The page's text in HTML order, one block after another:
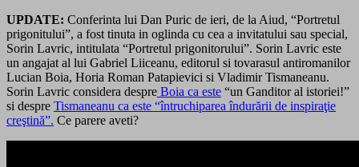
UPDATE: Conferinta lui Dan Puric de ieri, de la Aiud, “Portretul
prigonitului”, a fost tinuta in oglinda cu cea a invitatului sau special,
Sorin Lavric, intitulata “Portretul prigonitorului”. Sorin Lavric este
un angajat al lui Gabriel Liiceanu, editorul si tovarasul antiromanilor
Lucian Boia, Horia Roman Patapievici si Vladimir Tismaneanu.
Sorin Lavric considera despre Boia ca este “un Ganditor al istoriei!”
si despre Tismaneanu ca este “întruchiparea îndurării de inspiraţie
creştină”. Ce parere aveti?